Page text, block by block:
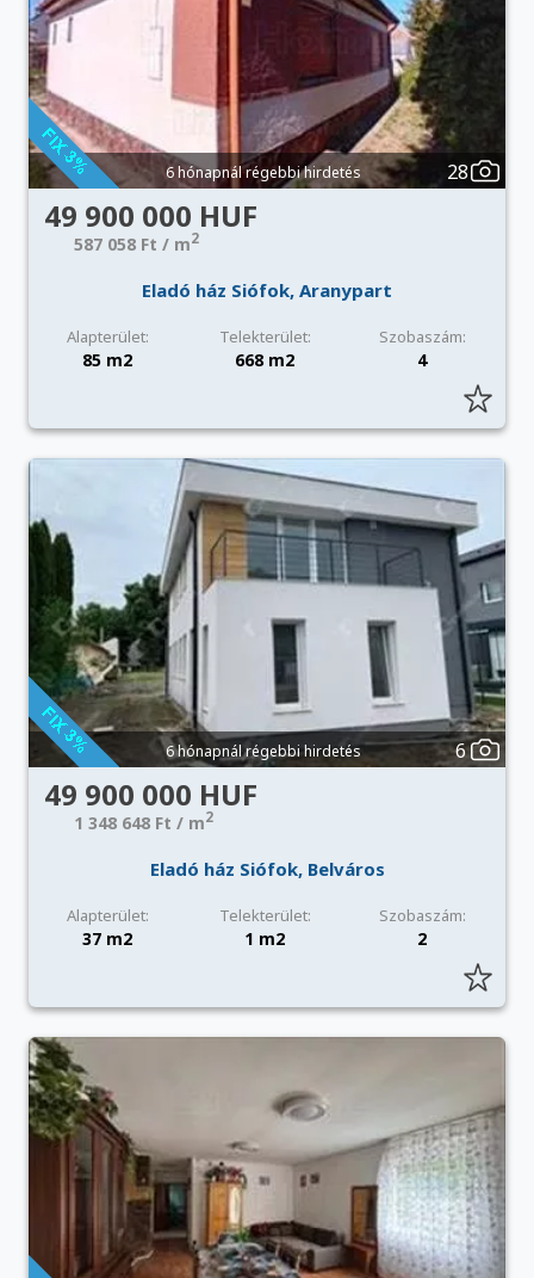
6 hónapnál régebbi hirdetés 28
49 900 000 HUF
587 058 Ft / m2
Eladó ház Siófok, Aranypart
Alapterület: Telekterület: Szobaszám:
85 m2 668 m2 4
6 hónapnál régebbi hirdetés 6
49 900 000 HUF
1 348 648 Ft / m2
Eladó ház Siófok, Belváros
Alapterület: Telekterület: Szobaszám:
37 m2 1 m2 2